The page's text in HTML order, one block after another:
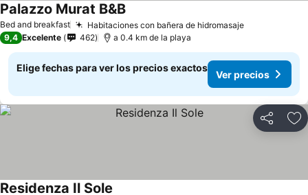
Bed and breakfast Habitaciones con bañera de hidromasajeVer precios
Palazzo Murat B&BVer precios
9,4 Excelente 462 a 0.4 km de la playa
Elige fechas para ver los precios exactos
Ver precios
Compartir
Residenza Il Sole